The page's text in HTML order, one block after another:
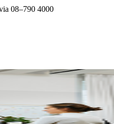
08–790 4000